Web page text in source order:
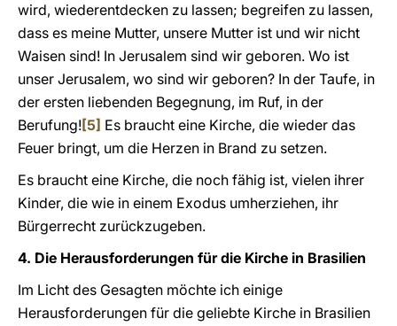
wird, wiederentdecken zu lassen; begreifen zu lassen,
dass es meine Mutter, unsere Mutter ist und wir nicht
Waisen sind! In Jerusalem sind wir geboren. Wo ist
unser Jerusalem, wo sind wir geboren? In der Taufe, in
der ersten liebenden Begegnung, im Ruf, in der
Berufung![5] Es braucht eine Kirche, die wieder das
Feuer bringt, um die Herzen in Brand zu setzen.
Es braucht eine Kirche, die noch fähig ist, vielen ihrer
Kinder, die wie in einem Exodus umherziehen, ihr
Bürgerrecht zurückzugeben.
4. Die Herausforderungen für die Kirche in Brasilien
Im Licht des Gesagten möchte ich einige
Herausforderungen für die geliebte Kirche in Brasilien